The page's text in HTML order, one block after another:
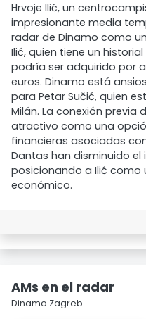
Hrvoje Ilić, un
impresionante media
radar de Dinamo como
Ilić, quien tiene un
podría ser adquirido por
euros. Dinamo está
para Petar Sučić, quien
Milán. La conexión previa
atractivo como una
financieras asociadas
Dantas han disminuido el
posicionando a Ilić
económico.
AMs en el radar
Dinamo Zagreb